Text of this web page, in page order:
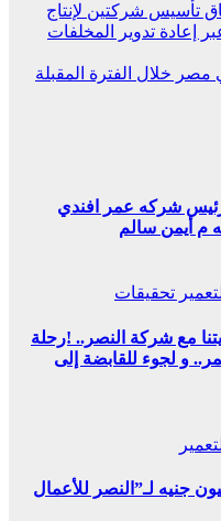
تأسيس شركتين لإنتاج
إعادة تدوير المخلفات
خلال الفترة المقبلة
رئيس شركه عمر افندي
م أيمن سالم
تحقيقات
مع شركة النصر.. !رحلة
و لجوء للقابضة إلى
مصر” تسند أعمالاً بـ462.79 مليون جنيه لـ”النصر للأعمال